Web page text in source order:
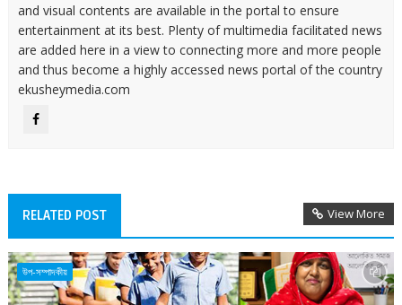
and visual contents are available in the portal to ensure
entertainment at its best. Plenty of multimedia facilitated news
are added here in a view to connecting more and more people
and thus become a highly accessed news portal of the country
ekusheymedia.com
RELATED POST View More
উপ-সম্পাদকীয়